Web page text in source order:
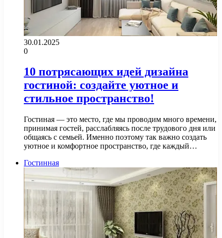
30.01.2025
0
10 потрясающих идей дизайна
гостиной: создайте уютное и
стильное пространство!
Гостиная — это место, где мы проводим много времени,
принимая гостей, расслабляясь после трудового дня или
общаясь с семьей. Именно поэтому так важно создать
уютное и комфортное пространство, где каждый…
Гостинная